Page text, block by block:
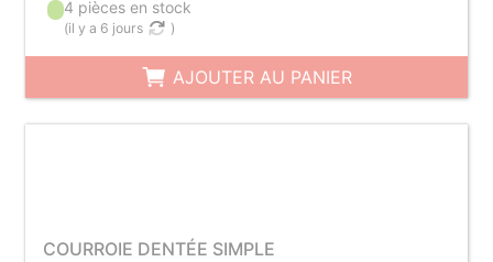
4 pièces en stock
(il y a 6 jours )
AJOUTER AU PANIER
COURROIE DENTÉE SIMPLE